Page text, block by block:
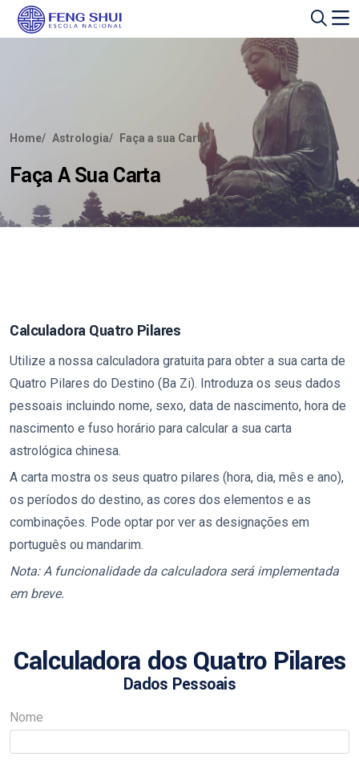
Home Astrologia Faça a sua Carta
Faça A Sua Carta
Calculadora Quatro Pilares
Utilize a nossa calculadora gratuita para obter a sua carta de
Quatro Pilares do Destino (Ba Zi). Introduza os seus dados
pessoais incluindo nome, sexo, data de nascimento, hora de
nascimento e fuso horário para calcular a sua carta
astrológica chinesa.
A carta mostra os seus quatro pilares (hora, dia, mês e ano),
os períodos do destino, as cores dos elementos e as
combinações. Pode optar por ver as designações em
português ou mandarim.
Nota: A funcionalidade da calculadora será implementada
em breve.
Calculadora dos Quatro Pilares
Dados Pessoais
Nome